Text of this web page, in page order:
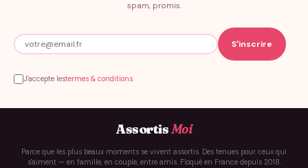
spam, promis.
J'accepte lestermes & conditions
AssortisMoi
Parce que les plus beaux moments se vivent assortis. Des tenues pour ceux qui
s'aiment — en famille, en couple, entre amis. Floqué en France depuis 2018.